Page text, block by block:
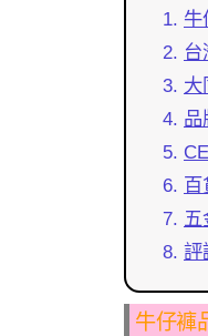
牛
大
品
百
五
評
牛仔褲